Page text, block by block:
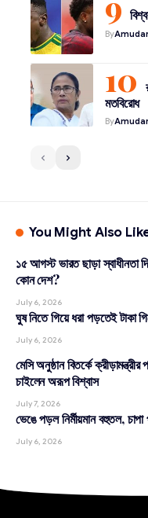
By
মতবিরোধ
By
You Might Also
১৫ আগস্ট ভারত ছাড়া স্বাধীনতা
কোন দেশ?
July 6, 2026
ঘুষ নিতে গিয়ে ধরা পড়তেই টাকা
July 6, 2026
মেসি অনুষ্ঠান বিতর্কে
চাইলেন অরূপ বিশ্বাস
July 7, 2026
ভেঙে পড়ল নির্মীয়মান বহুতল,
July 6, 2026